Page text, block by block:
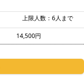
上限人数：6人まで
14,500円